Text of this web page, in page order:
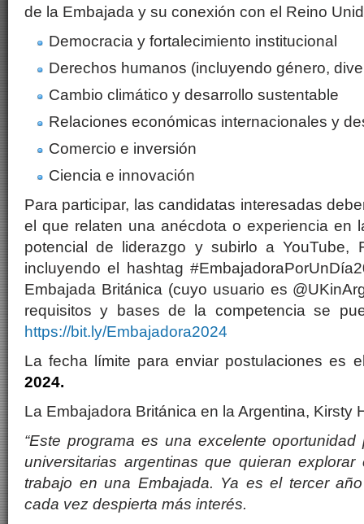
de la Embajada y su conexión con el Reino
Democracia y fortalecimiento institucional
Derechos humanos (incluyendo género,
Cambio climático y desarrollo sustentable
Relaciones económicas internacionales y
Comercio e inversión
Ciencia e innovación
Para participar, las candidatas interesadas
el que relaten una anécdota o experiencia en
potencial de liderazgo y subirlo a YouTube,
incluyendo el hashtag
Embajada Británica (cuyo usuario es
requisitos y bases de la competencia se
https://bit.ly/Embajadora2024
La fecha límite para enviar postulaciones es
2024.
La Embajadora Británica en la Argentina, Kirsty
“Este programa es una excelente
universitarias argentinas que quieran
trabajo en una Embajada. Ya es el tercer
cada vez despierta más interés.